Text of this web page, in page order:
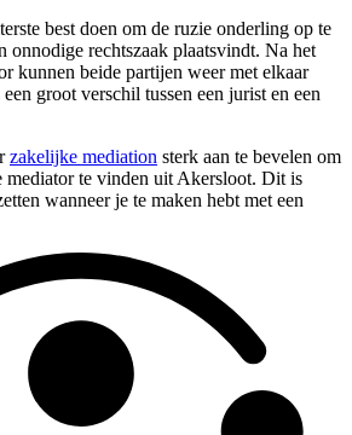
best doen om de ruzie onderling op te
onnodige rechtszaak plaatsvindt. Na het
kunnen beide partijen weer met elkaar
groot verschil tussen een jurist en een
zakelijke mediation sterk aan te bevelen om
mediator te vinden uit Akersloot. Dit is
wanneer je te maken hebt met een